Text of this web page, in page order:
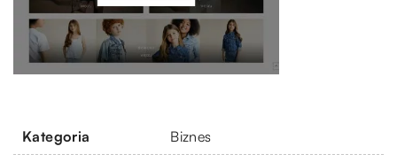
Kategoria Biznes